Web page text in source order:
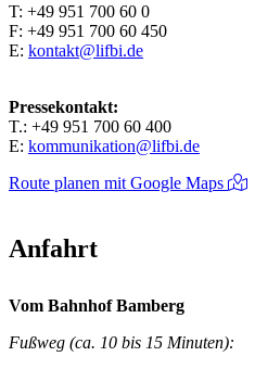
T: +49 951 700 60 0
F: +49 951 700 60 450
E: kontakt@lifbi.de
Pressekontakt:
T.: +49 951 700 60 400
E: kommunikation@lifbi.de
Route planen mit Google Maps
Anfahrt
Vom Bahnhof Bamberg
Fußweg (ca. 10 bis 15 Minuten):